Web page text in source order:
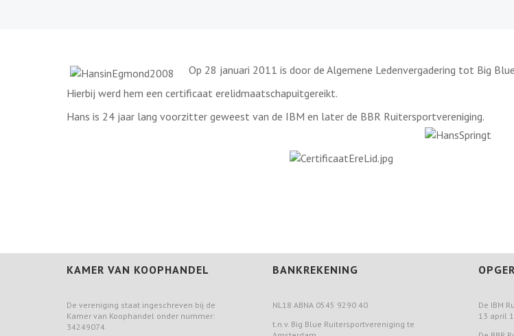
Op 28 januari 2011 is door de Algemene Ledenvergadering tot Big
Hierbij werd hem een certificaat erelidmaatschapuitgereikt.
Hans is 24 jaar lang voorzitter geweest van de IBM en later de BBR Ruitersportvereniging.
KAMER VAN KOOPHANDEL
De vereniging staat ingeschreven bij de
Kamer van Koophandel onder nummer:
34249074
BANKREKENING
NL18 ABNA 0545 9290 40
t.n.v. Big Blue Ruitersportvereniging te
De IBM
13 april